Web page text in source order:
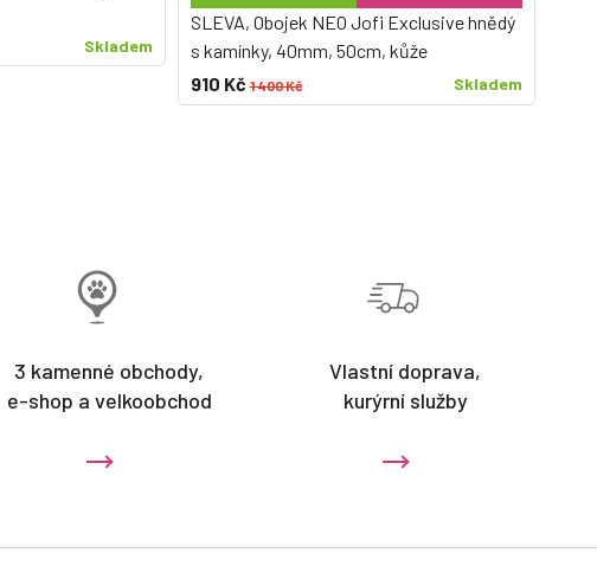
Skladem
SLEVA, Obojek NEO Jofi Exclusive hnědý
s kamínky, 40mm, 50cm, kůže
910 Kč 1 400 Kč Skladem
3 kamenné obchody,
e-shop a velkoobchod
Vlastní doprava,
kurýrní služby